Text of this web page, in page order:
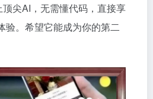
尖AI，无需懂代码，直接享
验。希望它能成为你的第二